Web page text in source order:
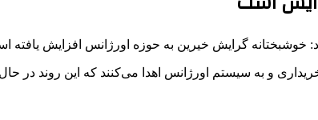
خوشبختانه گرایش خیرین به حوزه اورژانس افزایش
و به سیستم اورژانس اهدا می‌کنند که این روند در